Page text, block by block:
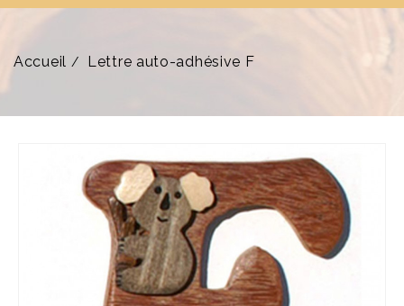
Accueil Lettre auto-adhésive F